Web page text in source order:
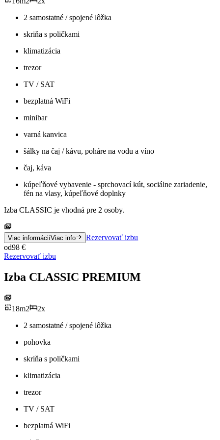
2 samostatné / spojené lôžka
skriňa s poličkami
klimatizácia
trezor
TV / SAT
bezplatná WiFi
minibar
varná kanvica
šálky na čaj / kávu, poháre na vodu a víno
čaj, káva
kúpeľňové vybavenie - sprchovací kút, sociálne zariadenie,
fén na vlasy, kúpeľňové doplnky
Izba CLASSIC je vhodná pre 2 osoby.
Viac informáciíViac info
Rezervovať izbu
od98 €
Rezervovať izbu
Izba CLASSIC PREMIUM
18m2 2x
2 samostatné / spojené lôžka
pohovka
skriňa s poličkami
klimatizácia
trezor
TV / SAT
bezplatná WiFi